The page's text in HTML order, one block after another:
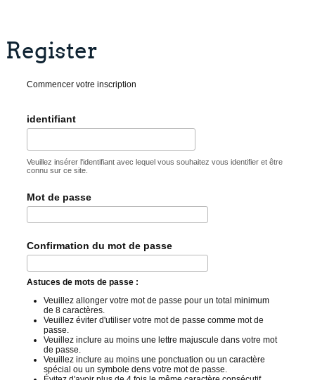
Register
Commencer votre inscription
identifiant
Veuillez insérer l'identifiant avec lequel vous souhaitez vous identifier et être
connu sur ce site.
Mot de passe
Confirmation du mot de passe
Astuces de mots de passe :
Veuillez allonger votre mot de passe pour un total minimum
de 8 caractères.
Veuillez éviter d'utiliser votre mot de passe comme mot de
passe.
Veuillez inclure au moins une lettre majuscule dans votre mot
de passe.
Veuillez inclure au moins une ponctuation ou un caractère
spécial ou un symbole dens votre mot de passe.